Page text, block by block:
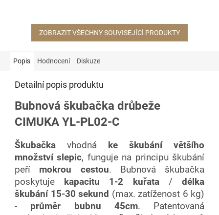
ZOBRAZIT VŠECHNY SOUVISEJÍCÍ PRODUKTY
Popis Hodnocení Diskuze
Detailní popis produktu
Bubnová škubačka drůbeže
CIMUKA YL-PL02-C
Škubačka vhodná
ke škubání většího
množství slepic, funguje na principu škubání
peří mokrou cestou. Bubnová škubačka
poskytuje
kapacitu 1-2 kuřata/délka
škubání 15-30 sekund (max. zatíženost 6 kg)
- průměr bubnu 45cm. Patentovaná